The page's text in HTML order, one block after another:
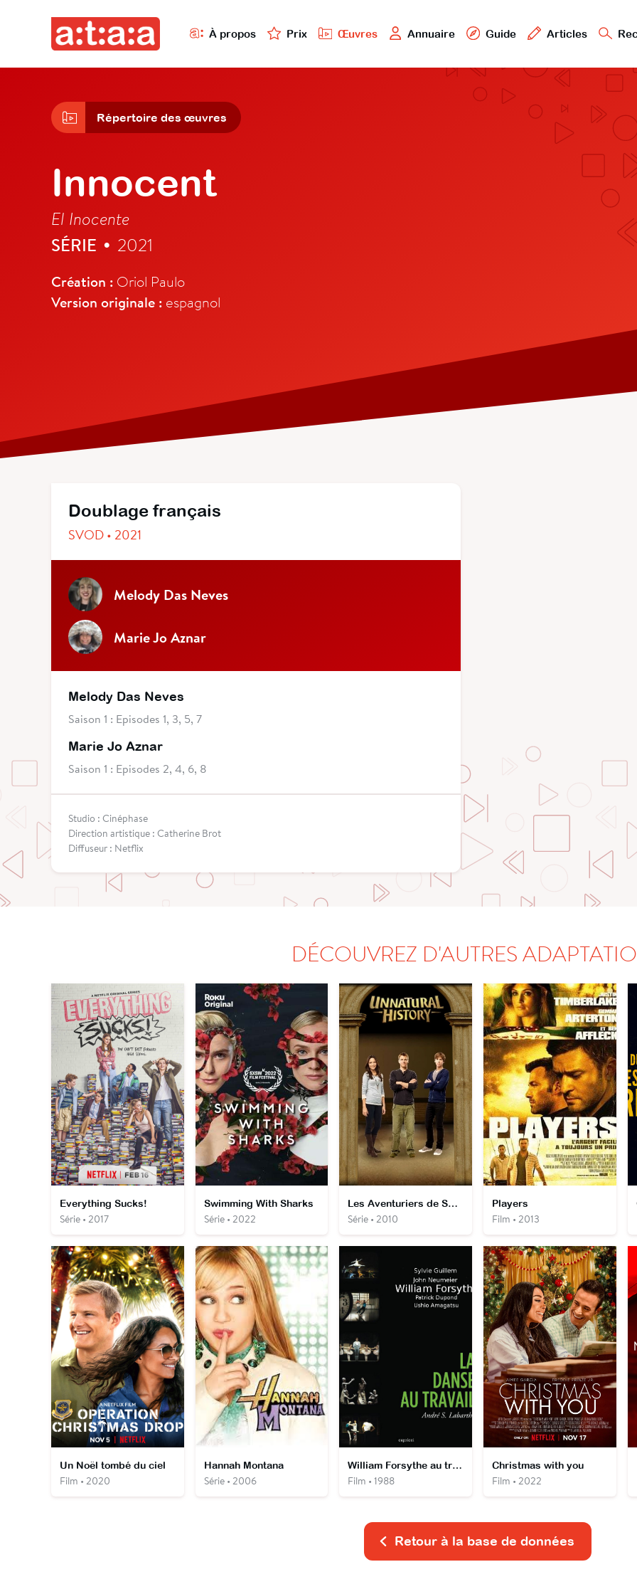
À propos Prix Œuvres Annuaire Guide Articles
Répertoire des œuvres
Innocent
El Inocente
SÉRIE • 2021
Création : Oriol Paulo
Version originale : espagnol
Doublage français
SVOD • 2021
Melody Das Neves
Marie Jo Aznar
Melody Das Neves
Saison 1 : Episodes 1, 3, 5, 7
Marie Jo Aznar
Saison 1 : Episodes 2, 4, 6, 8
Studio : Cinéphase
Direction artistique : Catherine Brot
Diffuseur : Netflix
DÉCOUVREZ D'AUTRES
Everything Sucks!
Série • 2017
Swimming With Sharks
Série • 2022
Les Aventuriers de Smithson High
Série • 2010
Players
Film • 2013
Un Noël tombé du ciel
Film • 2020
Hannah Montana
Série • 2006
William Forsythe au travail
Film • 1988
Christmas with you
Film • 2022
Retour à la base de données